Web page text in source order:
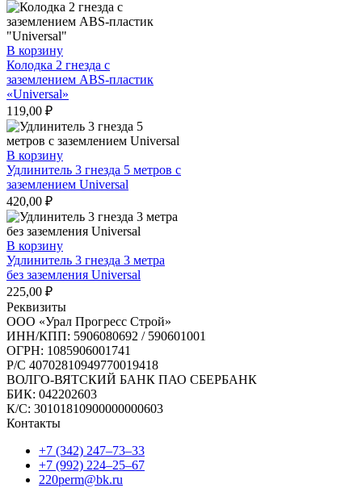
В корзину
Колодка 2 гнезда с
заземлением ABS-пластик
«Universal»
119,00 ₽
В корзину
Удлинитель 3 гнезда 5 метров с
заземлением Universal
420,00 ₽
В корзину
Удлинитель 3 гнезда 3 метра
без заземления Universal
225,00 ₽
Реквизиты
ООО «Урал Прогресс Строй»
ИНН/КПП: 5906080692 / 590601001
ОГРН: 1085906001741
Р/C 40702810949770019418
ВОЛГО-ВЯТСКИЙ БАНК ПАО СБЕРБАНК
БИК: 042202603
К/С: 30101810900000000603
Контакты
+7 (342) 247‒73‒33
+7 (992) 224‒25‒67
220perm@bk.ru